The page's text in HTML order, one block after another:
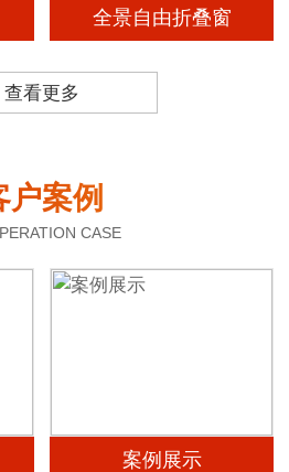
全景自由折叠窗
查看更多
户案例
CASE
案例展示